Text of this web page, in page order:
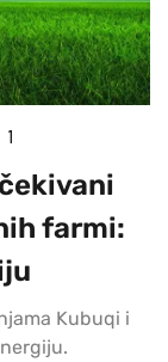
1
farmi:
Kubuqi i